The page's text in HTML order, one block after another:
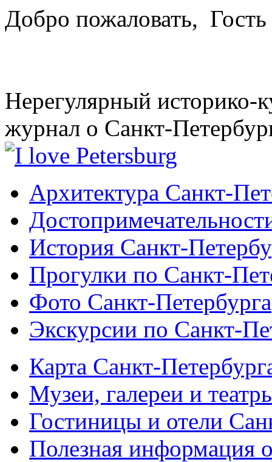
Добро пожаловать, Гость
Нерегулярный историко-
журнал о Санкт-
Архитектура Санкт-
История Санкт-
Прогулки по Санкт-
Фото Санкт-Петербурга
Экскурсии по Санкт-
Карта Санкт-
Музеи, галереи и
Гостиницы и отели
Полезная информация